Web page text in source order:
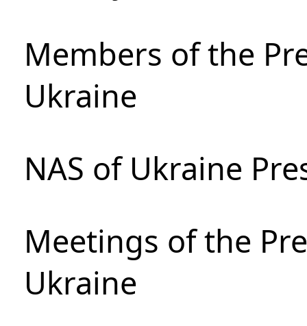
Members of the
Ukraine
NAS of Ukraine
Meetings of the
Ukraine